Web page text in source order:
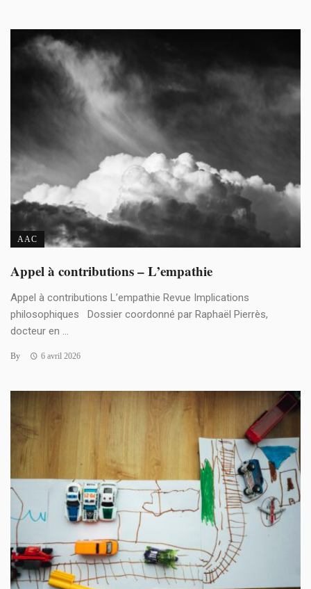
AAC
Appel à contributions – L’empathie
Appel à contributions L’empathie Revue Implications
philosophiques Dossier coordonné par Raphaël Pierrès,
docteur en ...
By 6 avril 2026